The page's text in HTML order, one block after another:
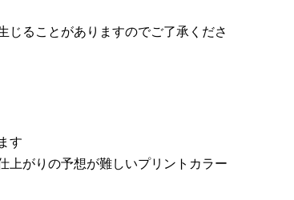
じることがありますのでご了承くださ
す
上がりの予想が難しいプリントカラー